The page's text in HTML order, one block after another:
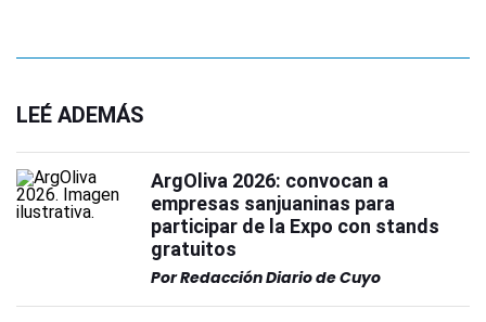
LEÉ ADEMÁS
ArgOliva 2026: convocan a
empresas sanjuaninas para
participar de la Expo con stands
gratuitos
PorRedacción Diario de Cuyo